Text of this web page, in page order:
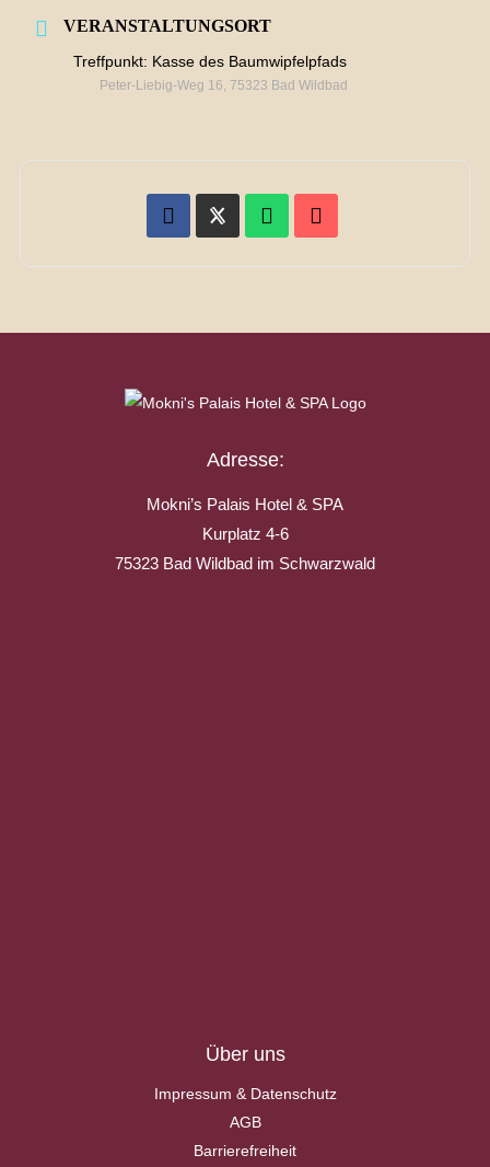
VERANSTALTUNGSORT
Treffpunkt: Kasse des Baumwipfelpfads
Peter-Liebig-Weg 16, 75323 Bad Wildbad
Adresse:
Mokni’s Palais Hotel & SPA
Kurplatz 4-6
75323 Bad Wildbad im Schwarzwald
Über uns
Impressum & Datenschutz
AGB
Barrierefreiheit